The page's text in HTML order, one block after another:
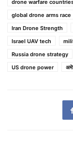
drone warfare
global drone arms race
Iran Drone Strength
Israel UAV tech
Russia drone strategy
US drone power